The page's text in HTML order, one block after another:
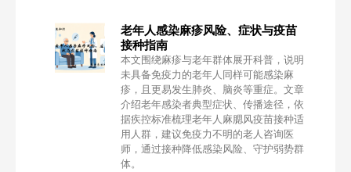
老年人感染麻疹风险、症状与疫苗
接种指南
本文围绕麻疹与老年群体展开科普，说明
未具备免疫力的老年人同样可能感染麻
疹，且更易发生肺炎、脑炎等重症。文章
介绍老年感染者典型症状、传播途径，依
据疾控标准梳理老年人麻腮风疫苗接种适
用人群，建议免疫力不明的老人咨询医
师，通过接种降低感染风险、守护弱势群
体。